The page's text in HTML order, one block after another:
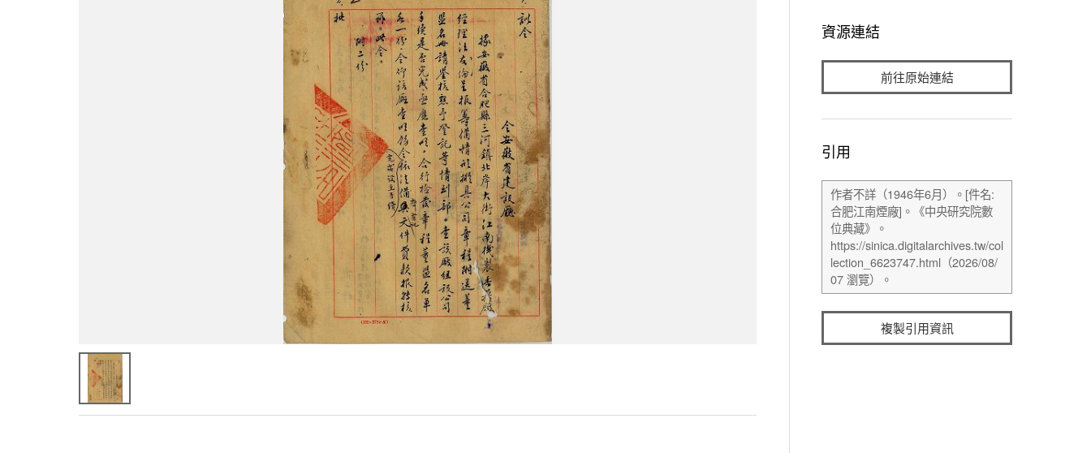
資源連結
前往原始連結
引用
複製引用資訊